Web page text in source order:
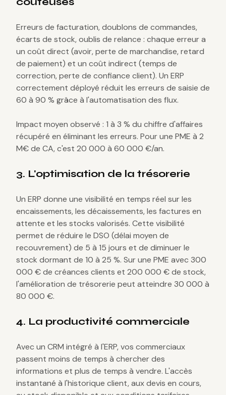
Erreurs de facturation, doublons de commandes,
écarts de stock, oublis de relance : chaque erreur a
un coût direct (avoir, perte de marchandise, retard
de paiement) et un coût indirect (temps de
correction, perte de confiance client). Un ERP
correctement déployé réduit les erreurs de saisie de
60 à 90 % grâce à l'automatisation des flux.
Impact moyen observé : 1 à 3 % du chiffre d'affaires
récupéré en éliminant les erreurs. Pour une PME à 2
M€ de CA, c'est 20 000 à 60 000 €/an.
3. L'optimisation de la trésorerie
Un ERP donne une visibilité en temps réel sur les
encaissements, les décaissements, les factures en
attente et les stocks valorisés. Cette visibilité
permet de réduire le DSO (délai moyen de
recouvrement) de 5 à 15 jours et de diminuer le
stock dormant de 10 à 25 %. Sur une PME avec 300
000 € de créances clients et 200 000 € de stock,
l'amélioration de trésorerie peut atteindre 30 000 à
80 000 €.
4. La productivité commerciale
Avec un CRM intégré à l'ERP, vos commerciaux
passent moins de temps à chercher des
informations et plus de temps à vendre. L'accès
instantané à l'historique client, aux devis en cours,